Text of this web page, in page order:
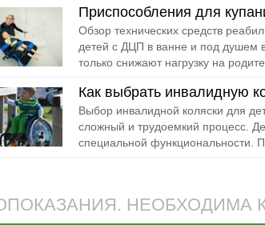
Приспособления для
Обзор технических средств
детей с ДЦП в ванне и под душем
только снижают нагрузку на
Как выбрать инвалидную
Выбор инвалидной коляски для
сложный и трудоемкий процесс.
специальной функциональности.
НЕОБХОДИМА